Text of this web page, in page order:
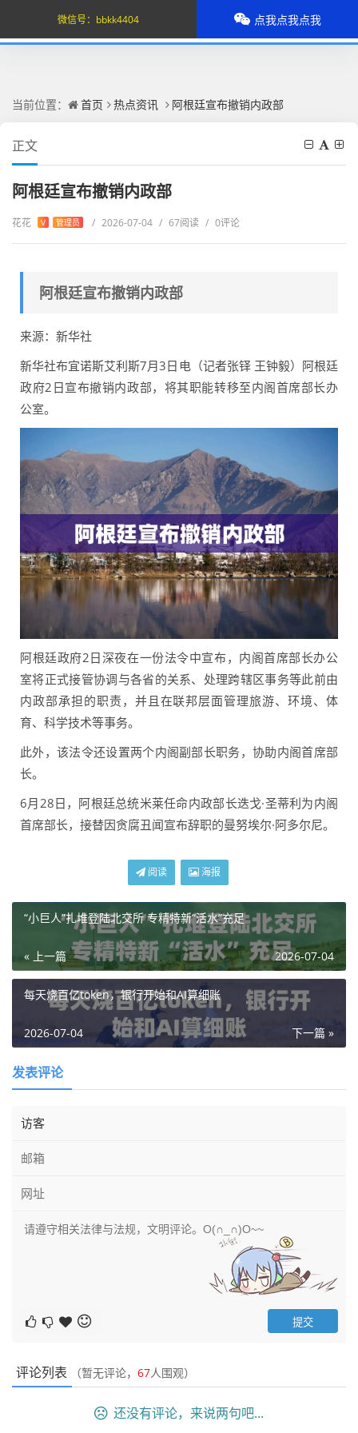
当前位置： 首页 热点资讯 阿根廷宣布撤销内政部
正文
阿根廷宣布撤销内政部
花花 V 管理员 / 2026-07-04 / 67阅读 / 0评论
阿根廷宣布撤销内政部
来源：新华社
新华社布宜诺斯艾利斯7月3日电（记者张铎 王钟毅）阿根廷
政府2日宣布撤销内政部，将其职能转移至内阁首席部长办
公室。
阿根廷政府2日深夜在一份法令中宣布，内阁首席部长办公
室将正式接管协调与各省的关系、处理跨辖区事务等此前由
内政部承担的职责，并且在联邦层面管理旅游、环境、体
育、科学技术等事务。
此外，该法令还设置两个内阁副部长职务，协助内阁首席部
长。
6月28日，阿根廷总统米莱任命内政部长迭戈·圣蒂利为内阁
首席部长，接替因贪腐丑闻宣布辞职的曼努埃尔·阿多尔尼。
阅读 海报
“小巨人”扎堆登陆北交所 专精特新“活水”充足
« 上一篇 2026-07-04
每天烧百亿token，银行开始和AI算细账
下一篇 »
2026-07-04
发表评论
评论列表 （暂无评论， 67人围观）
还没有评论，来说两句吧...
微信号： bbkk4404 点我点我点我